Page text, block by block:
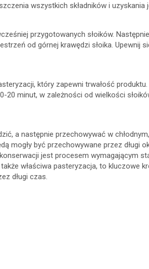
wszystkich składników i uzyskania
przygotowanych słoików.
od górnej krawędzi słoika. Upewnij
który zapewni trwałość
minut, w zależności od wielkości
a następnie przechowywać w
mogły być przechowywane przez długi
jest procesem wymagającym
właściwa pasteryzacja, to kluczowe
długi czas.